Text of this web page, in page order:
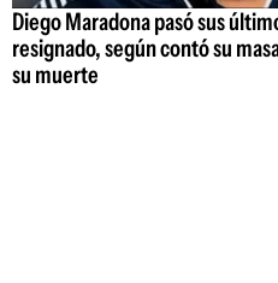
Diego Maradona pasó sus
resignado, según contó su
su muerte